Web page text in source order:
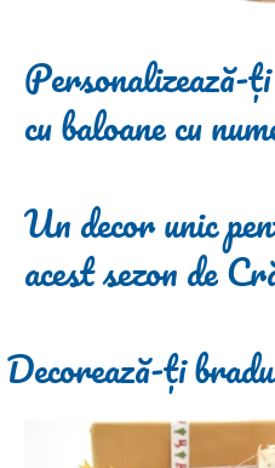
Personalizează-
cu baloane cu
Un decor unic
acest sezon de
Decorează-ți